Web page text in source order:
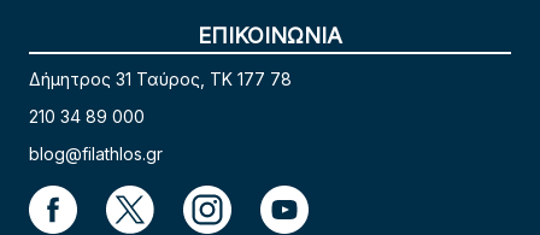
ΕΠΙΚΟΙΝΩΝΙΑ
Δήμητρος 31 Ταύρος, TK 177 78
210 34 89 000
blog@filathlos.gr